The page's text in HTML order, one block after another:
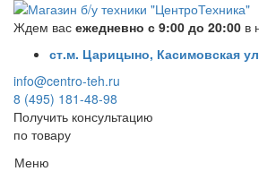
Ждем вас ежедневно с 9:00 до 20:00 в
ст.м. Царицыно, Касимовская
info@centro-teh.ru
8 (495) 181-48-98
Получить консультацию
по товару
Меню